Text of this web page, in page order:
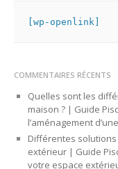
[wp-openlink]
COMMENTAIRES RÉCENTS
Quelles sont les
maison ? | Guide
l’aménagement
Différentes
extérieur | Guide
votre espace